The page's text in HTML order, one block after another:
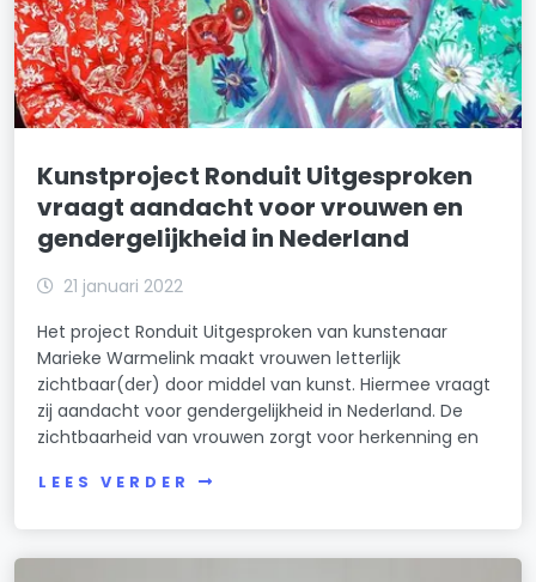
Kunstproject Ronduit Uitgesproken
vraagt aandacht voor vrouwen en
gendergelijkheid in Nederland
21 januari 2022
Het project Ronduit Uitgesproken van kunstenaar
Marieke Warmelink maakt vrouwen letterlijk
zichtbaar(der) door middel van kunst. Hiermee vraagt
zij aandacht voor gendergelijkheid in Nederland. De
zichtbaarheid van vrouwen zorgt voor herkenning en
LEES VERDER